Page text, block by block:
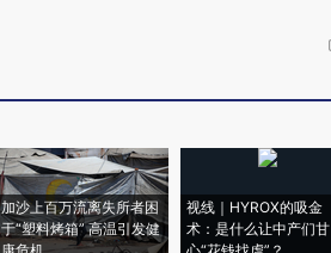
加沙上百万流离失所者困
于“塑料烤箱” 高温引发健
视线｜HYROX的吸金
术：是什么让中产们甘